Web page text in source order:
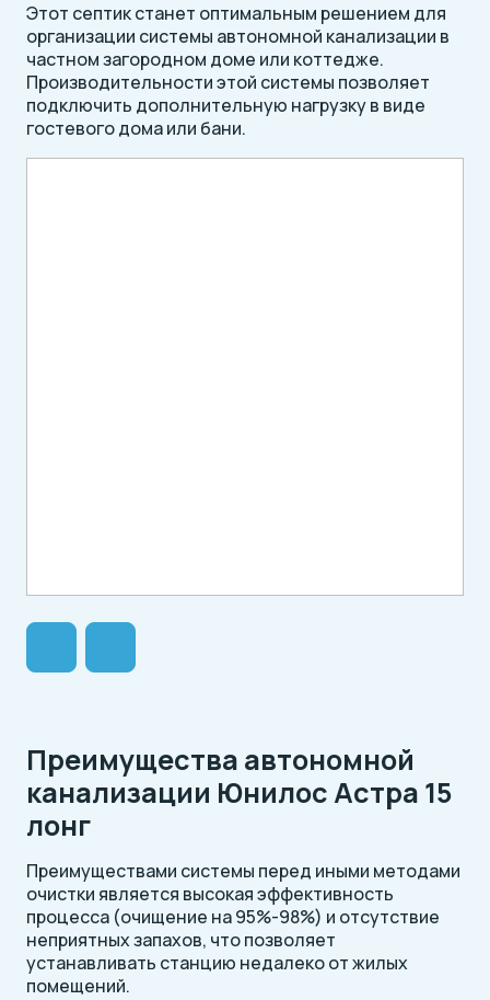
Этот септик станет оптимальным решением для
организации системы автономной канализации в
частном загородном доме или коттедже.
Производительности этой системы позволяет
подключить дополнительную нагрузку в виде
гостевого дома или бани.
Преимущества автономной
канализации Юнилос Астра 15
лонг
Преимуществами системы перед иными методами
очистки является высокая эффективность
процесса (очищение на 95%-98%) и отсутствие
неприятных запахов, что позволяет
устанавливать станцию недалеко от жилых
помещений.